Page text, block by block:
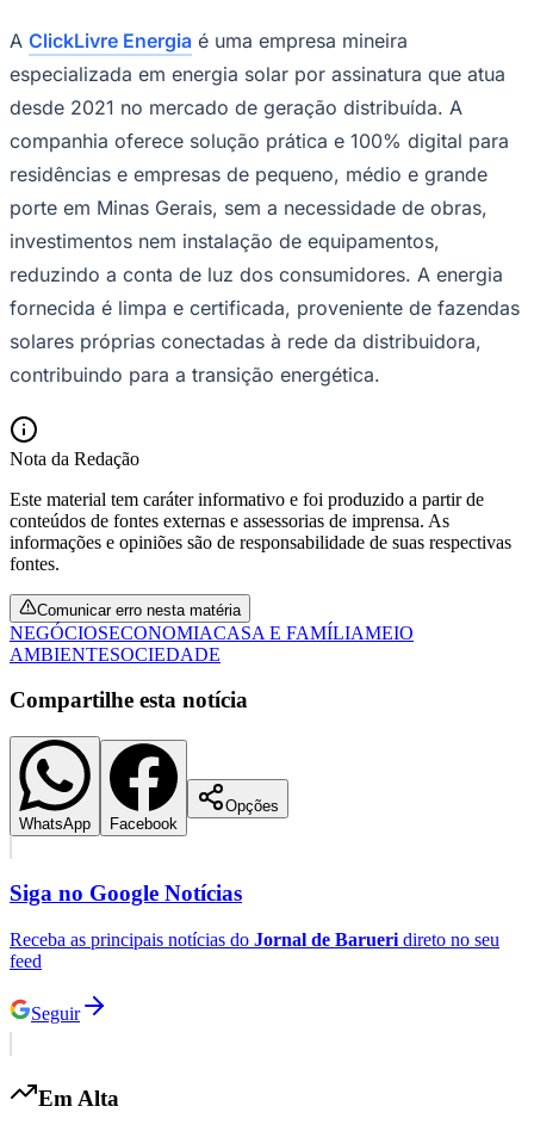
Santos
Flamengo
A ClickLivre Energia é uma empresa mineira
especializada em energia solar por assinatura que atua
desde 2021 no mercado de geração distribuída. A
companhia oferece solução prática e 100% digital para
residências e empresas de pequeno, médio e grande
porte em Minas Gerais, sem a necessidade de obras,
investimentos nem instalação de equipamentos,
reduzindo a conta de luz dos consumidores. A energia
fornecida é limpa e certificada, proveniente de fazendas
solares próprias conectadas à rede da distribuidora,
contribuindo para a transição energética.
Nota da Redação
Este material tem caráter informativo e foi produzido a partir de
conteúdos de fontes externas e assessorias de imprensa. As
informações e opiniões são de responsabilidade de suas respectivas
fontes.
Comunicar erro nesta matéria
NEGÓCIOSECONOMIACASA E FAMÍLIAMEIO
AMBIENTESOCIEDADE
Compartilhe esta notícia
WhatsApp Facebook
Opções
Siga no Google Notícias
Receba as principais notícias do Jornal de Barueri direto no seu
feed
Seguir
Em Alta